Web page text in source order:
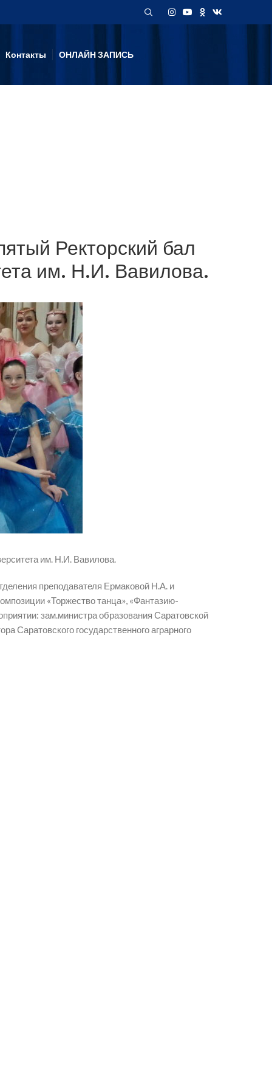
Контакты ОНЛАЙН ЗАПИСЬ
Ректорский бал
им. Н.И. Вавилова.
им. Н.И. Вавилова.
преподавателя Ермаковой Н.А. и
«Торжество танца», «Фантазию-
зам.министра образования Саратовской
Саратовского государственного аграрного